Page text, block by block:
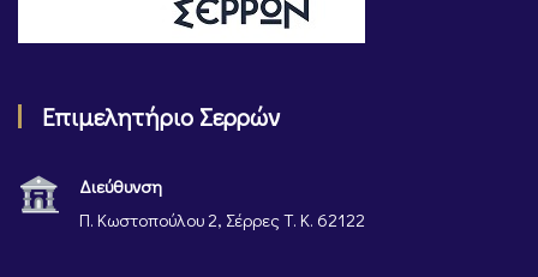
Επιμελητήριο Σερρών
Διεύθυνση
Π. Κωστοπούλου 2, Σέρρες Τ. Κ. 62122